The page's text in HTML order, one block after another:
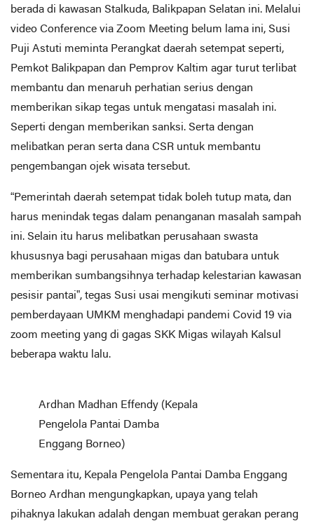
berada di kawasan Stalkuda, Balikpapan Selatan ini. Melalui
video Conference via Zoom Meeting belum lama ini, Susi
Puji Astuti meminta Perangkat daerah setempat seperti,
Pemkot Balikpapan dan Pemprov Kaltim agar turut terlibat
membantu dan menaruh perhatian serius dengan
memberikan sikap tegas untuk mengatasi masalah ini.
Seperti dengan memberikan sanksi. Serta dengan
melibatkan peran serta dana CSR untuk membantu
pengembangan ojek wisata tersebut.
“Pemerintah daerah setempat tidak boleh tutup mata, dan
harus menindak tegas dalam penanganan masalah sampah
ini. Selain itu harus melibatkan perusahaan swasta
khususnya bagi perusahaan migas dan batubara untuk
memberikan sumbangsihnya terhadap kelestarian kawasan
pesisir pantai”, tegas Susi usai mengikuti seminar motivasi
pemberdayaan UMKM menghadapi pandemi Covid 19 via
zoom meeting yang di gagas SKK Migas wilayah Kalsul
beberapa waktu lalu.
Ardhan Madhan Effendy (Kepala
Pengelola Pantai Damba
Enggang Borneo)
Sementara itu, Kepala Pengelola Pantai Damba Enggang
Borneo Ardhan mengungkapkan, upaya yang telah
pihaknya lakukan adalah dengan membuat gerakan perang